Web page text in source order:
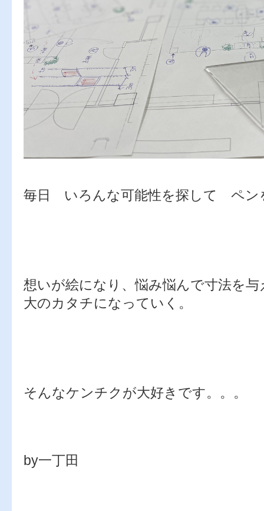
毎日 いろんな可能性を探して ペン
想いが絵になり、悩み悩んで寸法を
大のカタチになっていく。
そんなケンチクが大好きです。。。
by一丁田